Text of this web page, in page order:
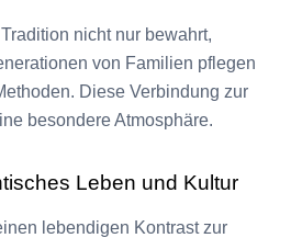
nicht nur bewahrt,
von Familien pflegen
Diese Verbindung zur
besondere Atmosphäre.
Leben und Kultur
lebendigen Kontrast zur